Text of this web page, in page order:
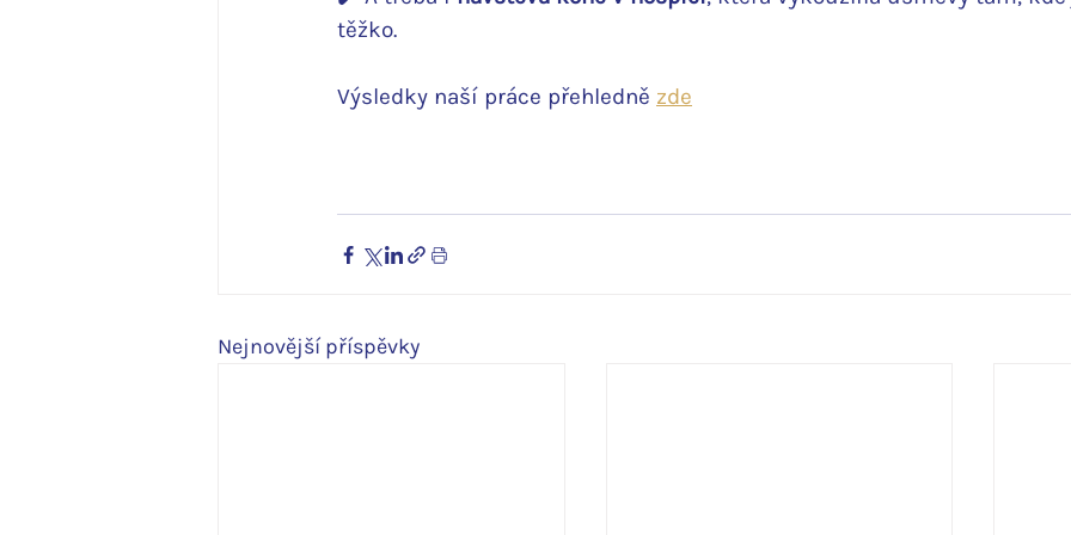
těžko.
Výsledky naší práce přehledně zde
Nejnovější příspěvky